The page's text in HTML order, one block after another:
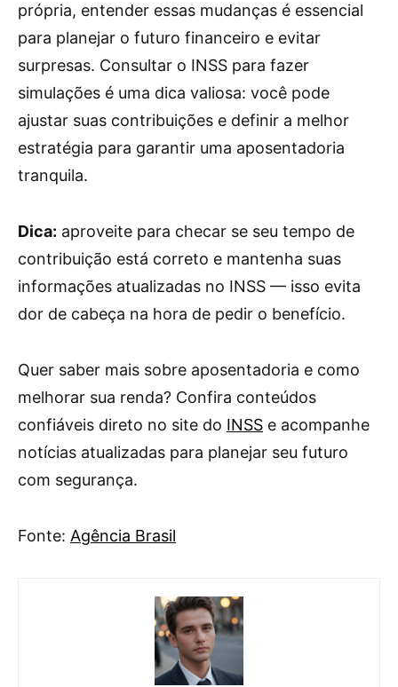
própria, entender essas mudanças é essencial
para planejar o futuro financeiro e evitar
surpresas. Consultar o INSS para fazer
simulações é uma dica valiosa: você pode
ajustar suas contribuições e definir a melhor
estratégia para garantir uma aposentadoria
tranquila.
Dica: aproveite para checar se seu tempo de
contribuição está correto e mantenha suas
informações atualizadas no INSS — isso evita
dor de cabeça na hora de pedir o benefício.
Quer saber mais sobre aposentadoria e como
melhorar sua renda? Confira conteúdos
confiáveis direto no site do INSS e acompanhe
notícias atualizadas para planejar seu futuro
com segurança.
Fonte: Agência Brasil